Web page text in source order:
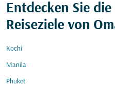
Entdecken Sie
Reiseziele von
Kochi
Manila
Phuket